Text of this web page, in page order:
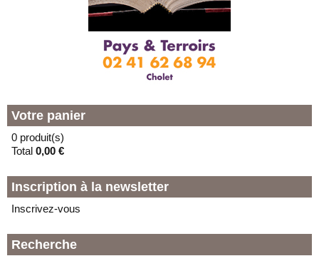
Votre panier
0 produit(s)
Total 0,00 €
Inscription à la newsletter
Inscrivez-vous
Recherche